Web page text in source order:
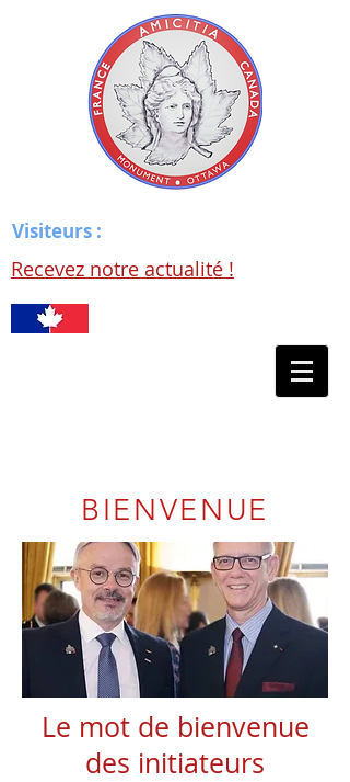
Visiteurs :
Recevez notre actualité !
BIENVENUE
Le mot de bienvenue
des initiateurs